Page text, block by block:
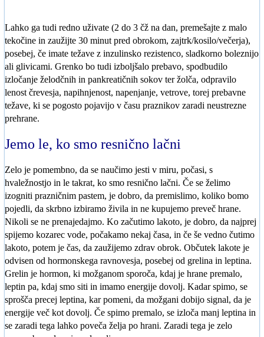
Lahko ga tudi redno uživate (2 do 3 čž na dan, premešajte z malo
tekočine in zaužijte 30 minut pred obrokom, zajtrk/kosilo/večerja),
posebej, če imate težave z inzulinsko rezistenco, sladkorno boleznijo
ali glivicami. Grenko bo tudi izboljšalo prebavo, spodbudilo
izločanje želodčnih in pankreatičnih sokov ter žolča, odpravilo
lenost črevesja, napihnjenost, napenjanje, vetrove, torej prebavne
težave, ki se pogosto pojavijo v času praznikov zaradi neustrezne
prehrane.
Jemo le, ko smo resnično lačni
Zelo je pomembno, da se naučimo jesti v miru, počasi, s
hvaležnostjo in le takrat, ko smo resnično lačni. Če se želimo
izogniti prazničnim pastem, je dobro, da premislimo, koliko bomo
pojedli, da skrbno izbiramo živila in ne kupujemo preveč hrane.
Nikoli se ne prenajedajmo. Ko začutimo lakoto, je dobro, da najprej
spijemo kozarec vode, počakamo nekaj časa, in če še vedno čutimo
lakoto, potem je čas, da zaužijemo zdrav obrok. Občutek lakote je
odvisen od hormonskega ravnovesja, posebej od grelina in leptina.
Grelin je hormon, ki možganom sporoča, kdaj je hrane premalo,
leptin pa, kdaj smo siti in imamo energije dovolj. Kadar spimo, se
sprošča precej leptina, kar pomeni, da možgani dobijo signal, da je
energije več kot dovolj. Če spimo premalo, se izloča manj leptina in
se zaradi tega lahko poveča želja po hrani. Zaradi tega je zelo